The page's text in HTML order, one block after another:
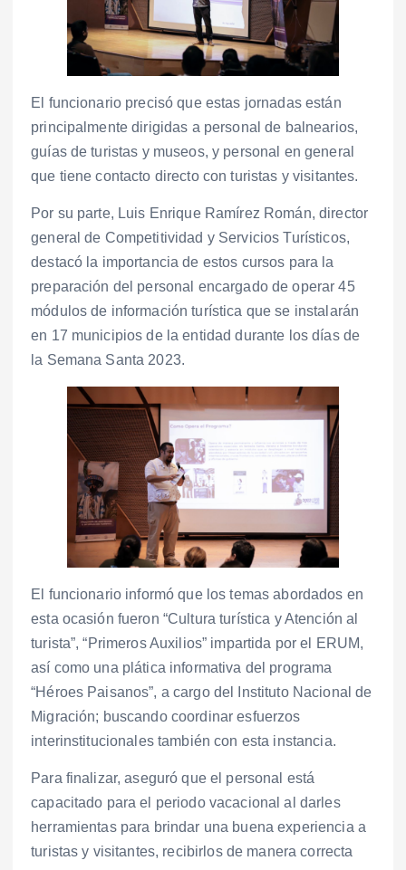
El funcionario precisó que estas jornadas están
principalmente dirigidas a personal de balnearios,
guías de turistas y museos, y personal en general
que tiene contacto directo con turistas y visitantes.
Por su parte, Luis Enrique Ramírez Román, director
general de Competitividad y Servicios Turísticos,
destacó la importancia de estos cursos para la
preparación del personal encargado de operar 45
módulos de información turística que se instalarán
en 17 municipios de la entidad durante los días de
la Semana Santa 2023.
El funcionario informó que los temas abordados en
esta ocasión fueron “Cultura turística y Atención al
turista”, “Primeros Auxilios” impartida por el ERUM,
así como una plática informativa del programa
“Héroes Paisanos”, a cargo del Instituto Nacional de
Migración; buscando coordinar esfuerzos
interinstitucionales también con esta instancia.
Para finalizar, aseguró que el personal está
capacitado para el periodo vacacional al darles
herramientas para brindar una buena experiencia a
turistas y visitantes, recibirlos de manera correcta